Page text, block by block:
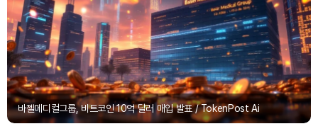
바젤메디컬그룹, 비트코인 10억 달러 매입 발표 / TokenPost Ai